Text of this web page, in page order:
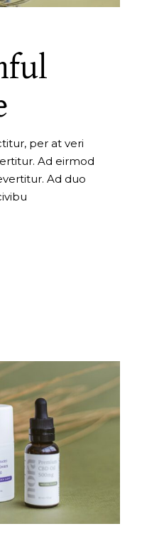
per at veri
Ad eirmod
Ad duo